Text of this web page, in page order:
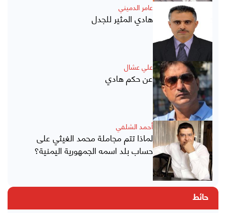
عامر الدميني
هادي المثير للجدل
علي عشال
عن حكم هادي
أحمد الشلفي
لماذا تتم مجاملة محمد الغيثي على
حساب بلد اسمه الجمهورية اليمنية؟
حائط